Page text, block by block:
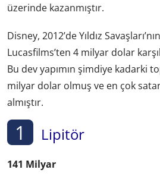
üzerinde kazanmıştır.
Disney, 2012’de Yıldız
Lucasfilms’ten 4 milyar dolar
Bu dev yapımın şimdiye kadarki
milyar dolar olmuş ve en çok
almıştır.
1 Lipitör
141 Milyar